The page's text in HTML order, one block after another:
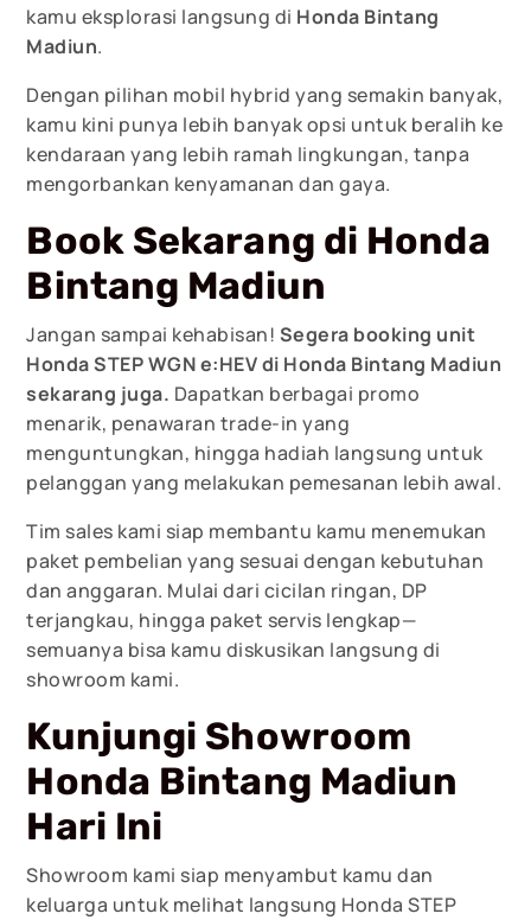
kamu eksplorasi langsung di Honda Bintang
Madiun.
Dengan pilihan mobil hybrid yang semakin banyak,
kamu kini punya lebih banyak opsi untuk beralih ke
kendaraan yang lebih ramah lingkungan, tanpa
mengorbankan kenyamanan dan gaya.
Book Sekarang di Honda
Bintang Madiun
Jangan sampai kehabisan! Segera booking unit
Honda STEP WGN e:HEV di Honda Bintang Madiun
sekarang juga. Dapatkan berbagai promo
menarik, penawaran trade-in yang
menguntungkan, hingga hadiah langsung untuk
pelanggan yang melakukan pemesanan lebih awal.
Tim sales kami siap membantu kamu menemukan
paket pembelian yang sesuai dengan kebutuhan
dan anggaran. Mulai dari cicilan ringan, DP
terjangkau, hingga paket servis lengkap—
semuanya bisa kamu diskusikan langsung di
showroom kami.
Kunjungi Showroom
Honda Bintang Madiun
Hari Ini
Showroom kami siap menyambut kamu dan
keluarga untuk melihat langsung Honda STEP